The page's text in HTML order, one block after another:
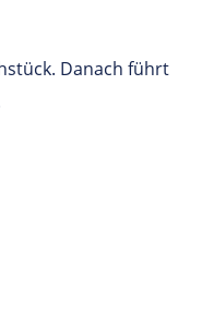
Danach führt